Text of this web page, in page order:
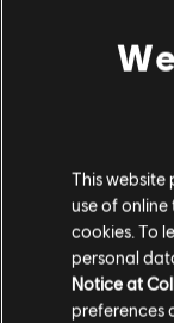
This website
use of
cookies. To
personal
Notice at
preferences